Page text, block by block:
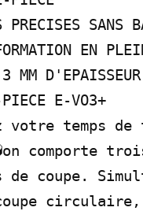
PRECISES SANS
EN
MM D'EPAISSEUR
PIECE E-VO3+
votre temps
comporte
coupe.